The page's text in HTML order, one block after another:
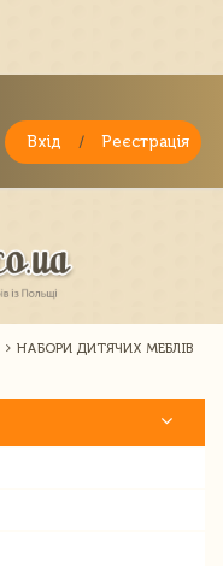
Вхід / Реєстрація
НАБОРИ ДИТЯЧИХ МЕБЛІВ